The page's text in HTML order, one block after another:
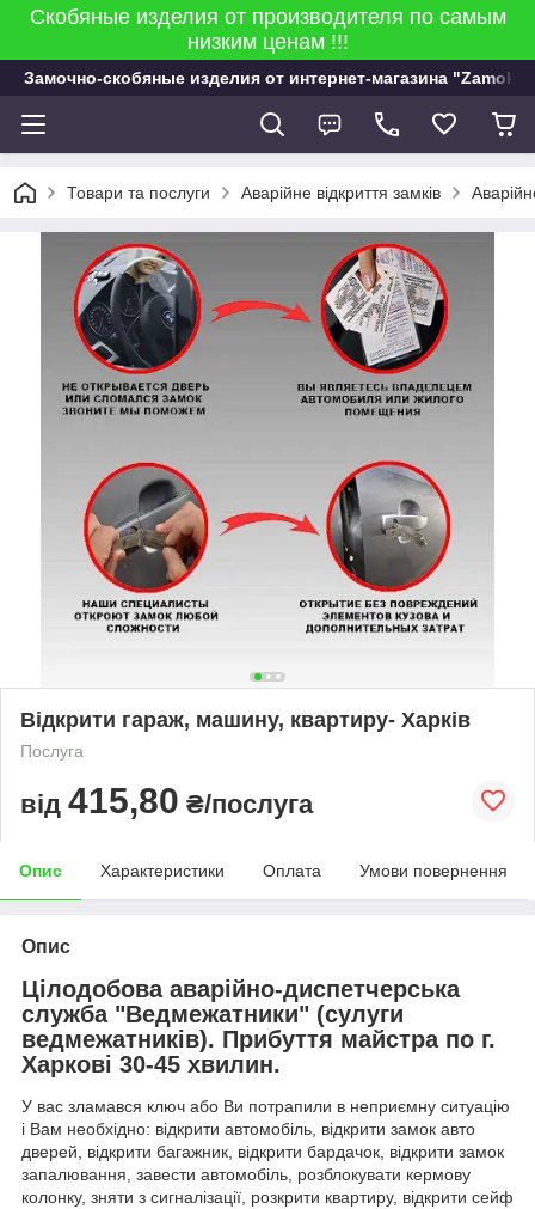
Скобяные изделия от производителя по самым
низким ценам !!!
Замочно-скобяные изделия от интернет-магазина "Zamok
Товари та послуги Аварійне відкриття замків
Відкрити гараж, машину, квартиру- Харків
Послуга
від 415,80 ₴/послуга
Опис Характеристики Оплата Умови повернення
Опис
Цілодобова аварійно-диспетчерська
служба "Ведмежатники" (сулуги
ведмежатників). Прибуття майстра по г.
Харкові 30-45 хвилин.
У вас зламався ключ або Ви потрапили в неприємну ситуацію
і Вам необхідно: відкрити автомобіль, відкрити замок авто
дверей, відкрити багажник, відкрити бардачок, відкрити замок
запалювання, завести автомобіль, розблокувати кермову
колонку, зняти з сигналізації, розкрити квартиру, відкрити сейф